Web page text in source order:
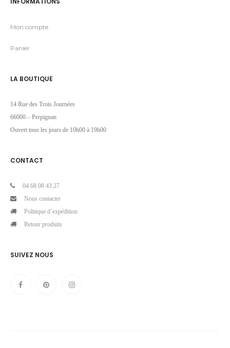
Mon compte
Panier
LA BOUTIQUE
14 Rue des Trois Journées
66000 – Perpignan
Ouvert tous les jours de 10h00 à 19h00
CONTACT
04 68 08 43 27
Nous contacter
Politique d’expédition
Retour produits
SUIVEZ NOUS